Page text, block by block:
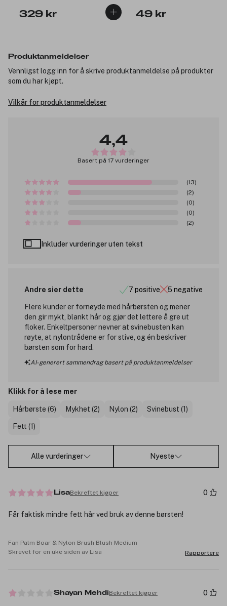
329 kr 49 kr
Produktanmeldelser
Vennligst logg inn for å skrive produktanmeldelse på produkter
som du har kjøpt.
Vilkår for produktanmeldelser
4,4
Basert på 17 vurderinger
(13)
(2)
(0)
(0)
(2)
Inkluder vurderinger uten tekst
Andre sier dette 7 positive 5 negative
Flere kunder er fornøyde med hårbørsten og mener
den gir mykt, blankt hår og gjør det lettere å gre ut
floker. Enkeltpersoner nevner at svinebusten kan
røyte, at nylontrådene er for stive, og én beskriver
børsten som for hard.
AI-generert sammendrag basert på produktanmeldelser
Klikk for å lese mer
Hårbørste (6) Mykhet (2) Nylon (2) Svinebust (1)
Fett (1)
Alle vurderinger Nyeste
LisaBekreftet kjøper 0
Får faktisk mindre fett hår ved bruk av denne børsten!
Fan Palm Boar & Nylon Brush Blush Medium
Skrevet for en uke siden av Lisa
Rapportere
Shayan MehdiBekreftet kjøper 0